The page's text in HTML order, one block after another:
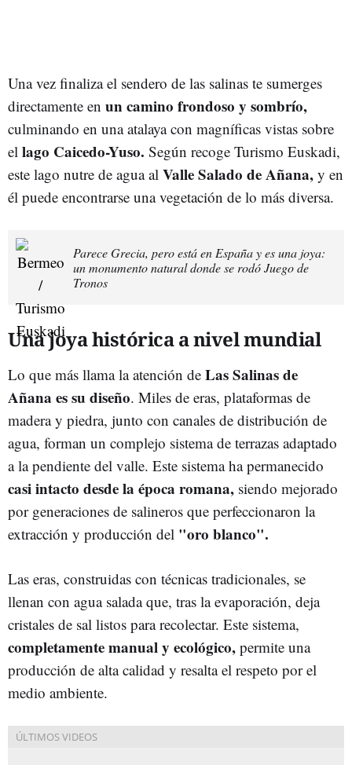
Una vez finaliza el sendero de las salinas te sumerges
directamente en un camino frondoso y sombrío,
culminando en una atalaya con magníficas vistas sobre
el lago Caicedo-Yuso. Según recoge Turismo Euskadi,
este lago nutre de agua al Valle Salado de Añana, y en
él puede encontrarse una vegetación de lo más diversa.
Parece Grecia, pero está en España y es una joya:
un monumento natural donde se rodó Juego de
Tronos
Una joya histórica a nivel mundial
Lo que más llama la atención de Las Salinas de
Añana es su diseño. Miles de eras, plataformas de
madera y piedra, junto con canales de distribución de
agua, forman un complejo sistema de terrazas adaptado
a la pendiente del valle. Este sistema ha permanecido
casi intacto desde la época romana, siendo mejorado
por generaciones de salineros que perfeccionaron la
extracción y producción del "oro blanco".
Las eras, construidas con técnicas tradicionales, se
llenan con agua salada que, tras la evaporación, deja
cristales de sal listos para recolectar. Este sistema,
completamente manual y ecológico, permite una
producción de alta calidad y resalta el respeto por el
medio ambiente.